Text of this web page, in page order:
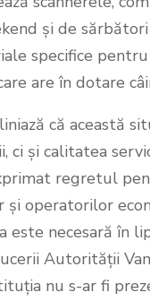
și de
specifice
are în dotare
că această
ci și calitatea
regretul
operatorilor
este necesară în
Autorității
nu s-ar fi